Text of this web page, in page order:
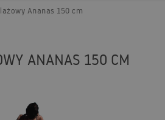
Ananas 150 cm
ANANAS 150 CM